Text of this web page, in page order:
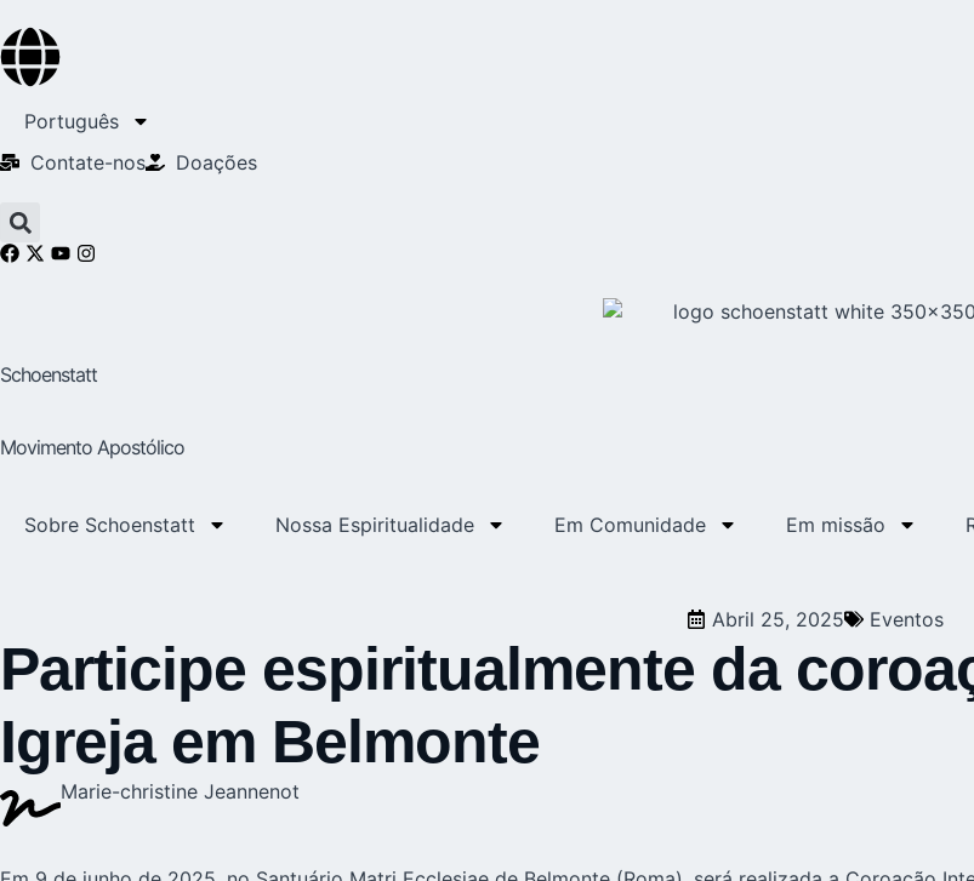
Português
Contate-nos
Doações
Schoenstatt
Movimento Apostólico
Sobre Schoenstatt Nossa Espiritualidade Em Comunidade Em missão
Abril 25, 2025 Eventos
Participe espiritualmente da
Igreja em Belmonte
Marie-christine Jeannenot